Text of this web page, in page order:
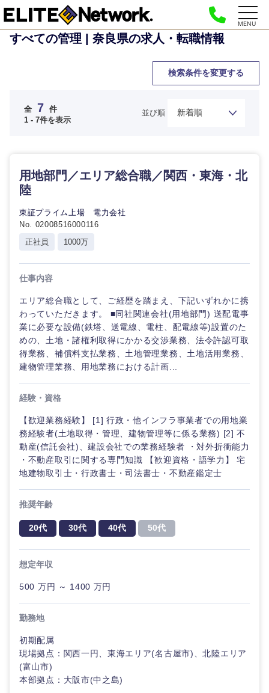
MENU
すべての管理 | 奈良県の求人・転職情報
検索条件を変更する
ご希望の職種を選択してください
経営企
画・事業
企画
ド
管
理
SCM
人事
マーケテ
サービス
クリエイ
ティブ
コンサル
タント
すべての経営企画・事業企
画
事業管理
新規事業企画・立上げ
M&A・事業投資
経営企画
ご希望の職種を選択してください
経営企画・事業企画
経営ボード
管理
SCM
人事
コンサルタント
専門職
技術職（IT）、Webサービス・制作、ゲーム
ご希望の業界を選択してください
商社・卸
エネルギー・資源・環境
電気・電子・半導体
食品・化粧品・アパレル・消費財
金融
ご希望の勤務地を選択してください
北海道・東北地方
北海道 青森県
秋田県
宮城県 山形県
福島県
ご希望条件を入力ください
希望年収
推奨年齢
40代 50代
こだわり条件を入力ください
急募 第二新卒
上場企業
全 7 件
1 - 7件を表示
並び順
用地部門／エリア総合職／関西・東海・北
陸
東証プライム上場 電力会社
No. 02008516000116
正社員
1000万
仕事内容
エリア総合職として、ご経歴を踏まえ、下記いずれかに携
わっていただきます。 ■同社関連会社(用地部門) 送配電事
業に必要な設備(鉄塔、送電線、電柱、配電線等)設置のた
めの、土地・諸権利取得にかかる交渉業務、法令許認可取
得業務、補償料支払業務、土地管理業務、土地活用業務、
建物管理業務、用地業務における計画...
経験・資格
【歓迎業務経験】 [1] 行政・他インフラ事業者での用地業
務経験者(土地取得・管理、建物管理等に係る業務) [2] 不
動産(信託会社)、建設会社での業務経験者 ・対外折衝能力
・不動産取引に関する専門知識 【歓迎資格・語学力】 宅
地建物取引士・行政書士・司法書士・不動産鑑定士
推奨年齢
20代 30代 40代 50代
想定年収
500 万円 ～ 1400 万円
勤務地
初期配属
現場拠点：関西一円、東海エリア(名古屋市)、北陸エリア
(富山市)
本部拠点：大阪市(中之島)